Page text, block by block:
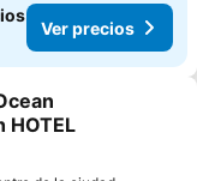
Ver precios
HOTEL